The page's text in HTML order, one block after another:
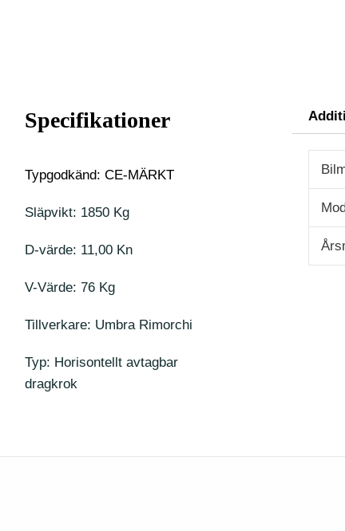
Specifikationer
Typgodkänd: CE-MÄRKT
Släpvikt: 1850 Kg
D-värde: 11,00 Kn
V-Värde: 76 Kg
Tillverkare: Umbra Rimorchi
Typ: Horisontellt avtagbar
dragkrok